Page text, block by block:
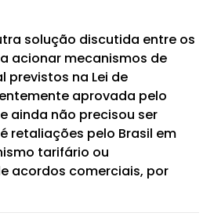
solução discutida entre os
acionar mecanismos de
na Lei de
aprovada pelo
ainda não precisou ser
retaliações pelo Brasil em
tarifário ou
acordos comerciais, por